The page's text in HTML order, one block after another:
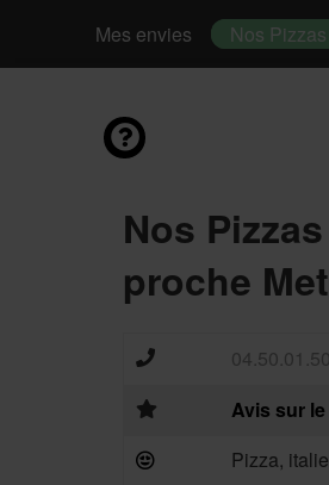
Mes envies Nos
Nos
proche
Avis sur
Pizza,